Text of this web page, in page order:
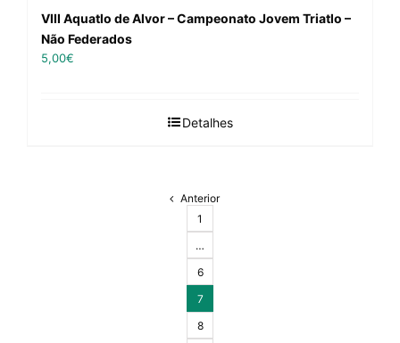
VIII Aquatlo de Alvor – Campeonato Jovem Triatlo –
Não Federados
5,00€
Detalhes
Anterior
1
…
6
7
8